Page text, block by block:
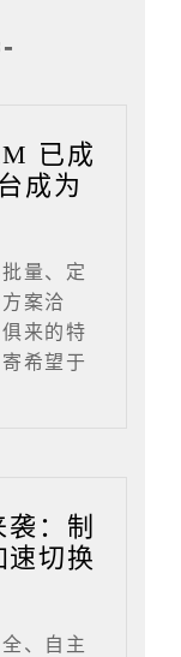
已成
成为
量、定
案洽
来的特
希望于
：制
速切换
、自主